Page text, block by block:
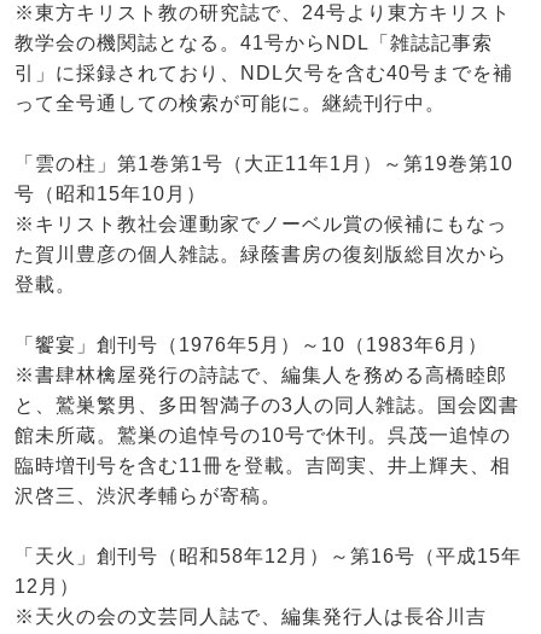
※東方キリスト教の研究誌で、24号より東方キリスト
教学会の機関誌となる。41号からNDL「雑誌記事索
引」に採録されており、NDL欠号を含む40号までを補
って全号通しての検索が可能に。継続刊行中。
「雲の柱」第1巻第1号（大正11年1月）～第19巻第10
号（昭和15年10月）
※キリスト教社会運動家でノーベル賞の候補にもなっ
た賀川豊彦の個人雑誌。緑蔭書房の復刻版総目次から
登載。
「饗宴」創刊号（1976年5月）～10（1983年6月）
※書肆林檎屋発行の詩誌で、編集人を務める高橋睦郎
と、鷲巣繁男、多田智満子の3人の同人雑誌。国会図書
館未所蔵。鷲巣の追悼号の10号で休刊。呉茂一追悼の
臨時増刊号を含む11冊を登載。吉岡実、井上輝夫、相
沢啓三、渋沢孝輔らが寄稿。
「天火」創刊号（昭和58年12月）～第16号（平成15年
12月）
※天火の会の文芸同人誌で、編集発行人は長谷川吉